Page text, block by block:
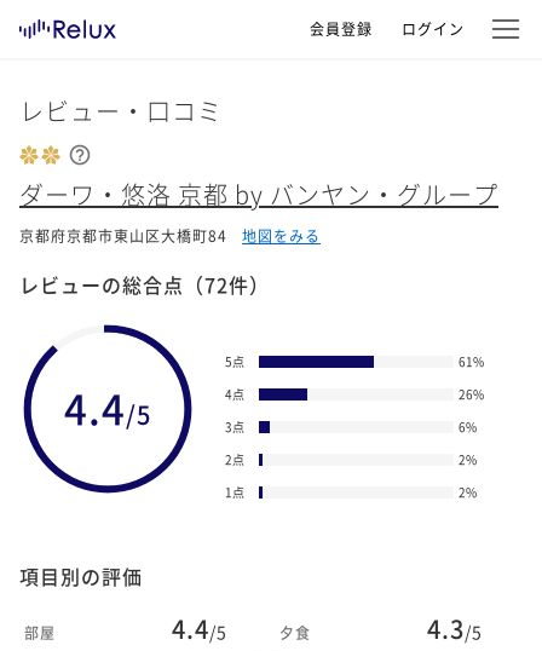
会員登録 ログイン
レビュー・口コミ
ダーワ・悠洛 京都 by バンヤン・グループ
京都府京都市東山区大橋町84 地図をみる
レビューの総合点 （72件）
4.4/5
5点 61%
4点
26%
3点
6%
2点
2%
1点
2%
項目別の評価
部屋 4.4/5 夕食 4.3/5